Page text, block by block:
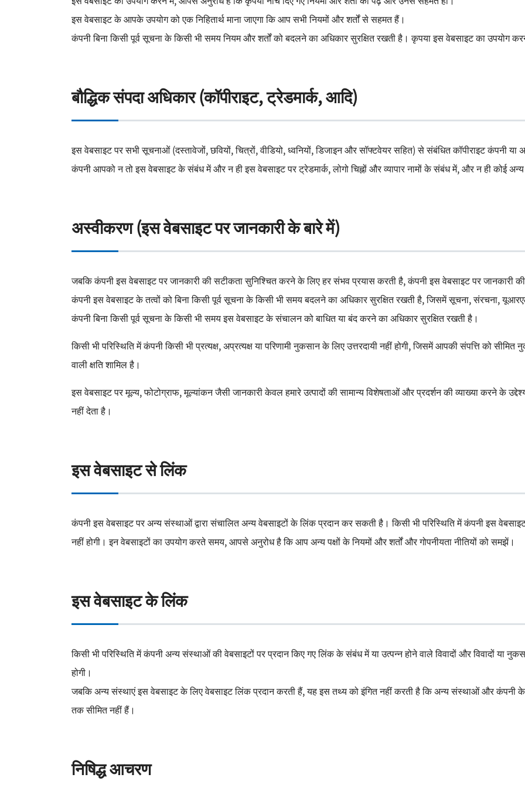
इस वेबसाइट के आपके उपयोग को एक निहितार्थ माना जाएगा कि आप सभी नियमों और शर्तों से सहमत हैं।
कंपनी बिना किसी पूर्व सूचना के किसी भी समय नियम और शर्तों को बदलने का अधिकार सुरक्षित रखती है। कृपया इस वेबसाइट का उपयोग
बौद्धिक संपदा अधिकार (कॉपीराइट, ट्रेडमार्क, आदि)
इस वेबसाइट पर सभी सूचनाओं (दस्तावेजों, छवियों, चित्रों, वीडियो, ध्वनियों, डिजाइन और सॉफ्टवेयर सहित) से संबंधित कॉपीराइट कंपनी या
कंपनी आपको न तो इस वेबसाइट के संबंध में और न ही इस वेबसाइट पर ट्रेडमार्क, लोगो चिह्नों और व्यापार नामों के संबंध में, और न ही कोई
अस्वीकरण (इस वेबसाइट पर जानकारी के बारे में)
जबकि कंपनी इस वेबसाइट पर जानकारी की सटीकता सुनिश्चित करने के लिए हर संभव प्रयास करती है, कंपनी इस वेबसाइट पर जानकारी की
कंपनी इस वेबसाइट के तत्वों को बिना किसी पूर्व सूचना के किसी भी समय बदलने का अधिकार सुरक्षित रखती है, जिसमें सूचना, संरचना,
कंपनी बिना किसी पूर्व सूचना के किसी भी समय इस वेबसाइट के संचालन को बाधित या बंद करने का अधिकार सुरक्षित रखती है।
किसी भी परिस्थिति में कंपनी किसी भी प्रत्यक्ष, अप्रत्यक्ष या परिणामी नुकसान के लिए उत्तरदायी नहीं होगी, जिसमें आपकी संपत्ति को
वाली क्षति शामिल है।
इस वेबसाइट पर मूल्य, फोटोग्राफ, मूल्यांकन जैसी जानकारी केवल हमारे उत्पादों की सामान्य विशेषताओं और प्रदर्शन की व्याख्या करने के
नहीं देता है।
इस वेबसाइट से लिंक
कंपनी इस वेबसाइट पर अन्य संस्थाओं द्वारा संचालित अन्य वेबसाइटों के लिंक प्रदान कर सकती है। किसी भी परिस्थिति में कंपनी इस
नहीं होगी। इन वेबसाइटों का उपयोग करते समय, आपसे अनुरोध है कि आप अन्य पक्षों के नियमों और शर्तों और गोपनीयता नीतियों को समझें।
इस वेबसाइट के लिंक
किसी भी परिस्थिति में कंपनी अन्य संस्थाओं की वेबसाइटों पर प्रदान किए गए लिंक के संबंध में या उत्पन्न होने वाले विवादों और विवादों या
होगी।
जबकि अन्य संस्थाएं इस वेबसाइट के लिए वेबसाइट लिंक प्रदान करती हैं, यह इस तथ्य को इंगित नहीं करती है कि अन्य संस्थाओं और कंपनी
तक सीमित नहीं हैं।
निषिद्ध आचरण